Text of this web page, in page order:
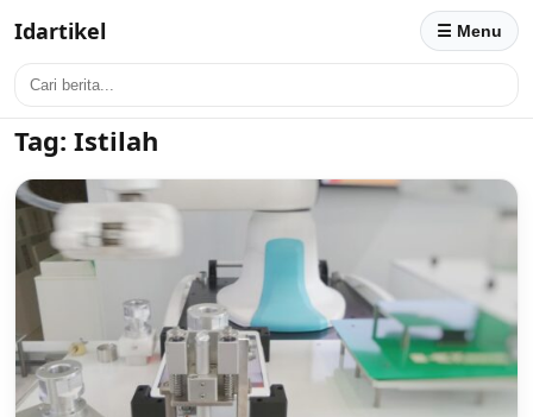
Idartikel ☰ Menu
Tag: Istilah